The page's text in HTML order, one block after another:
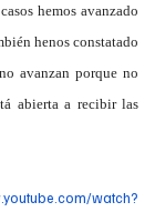
hemos avanzado
henos constatado
avanzan porque no
abierta a recibir las
watch?